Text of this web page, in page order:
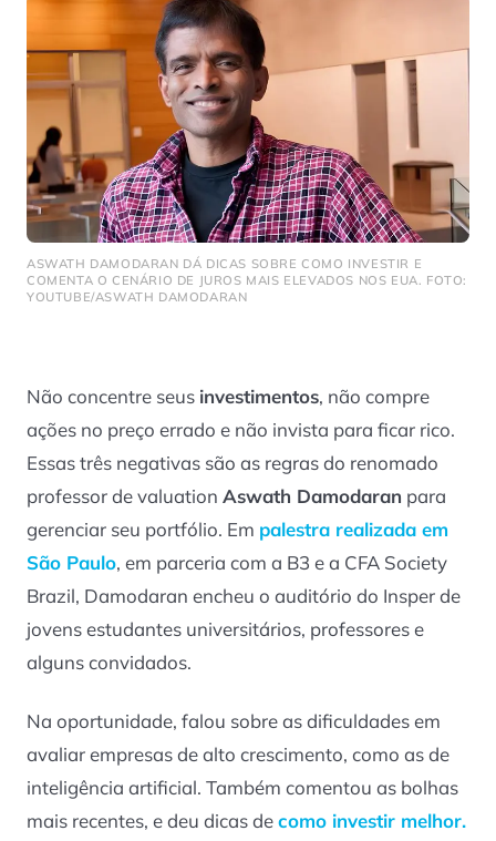
ASWATH DAMODARAN DÁ DICAS SOBRE COMO INVESTIR E
COMENTA O CENÁRIO DE JUROS MAIS ELEVADOS NOS EUA. FOTO:
YOUTUBE/ASWATH DAMODARAN
Não concentre seus investimentos, não compre
ações no preço errado e não invista para ficar rico.
Essas três negativas são as regras do renomado
professor devaluation Aswath Damodaran para
gerenciar seu portfólio. Em palestra realizada em
São Paulo, em parceria com a B3 e a CFA Society
Brazil, Damodaran encheu o auditório do Insper de
jovens estudantes universitários, professores e
alguns convidados.
Na oportunidade, falou sobre as dificuldades em
avaliar empresas de alto crescimento, como as de
inteligência artificial. Também comentou as bolhas
mais recentes, e deu dicas decomo investir melhor.